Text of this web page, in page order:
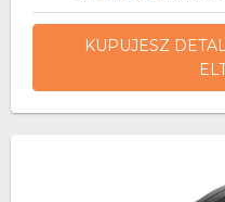
KUPUJESZ